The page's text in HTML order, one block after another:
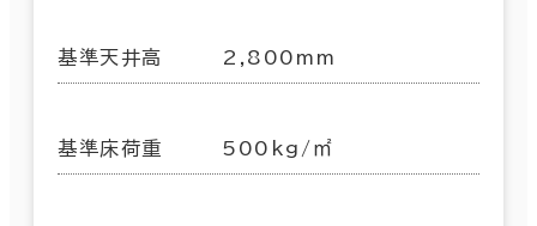
基準天井高 2,800mm
基準床荷重 500kg/㎡